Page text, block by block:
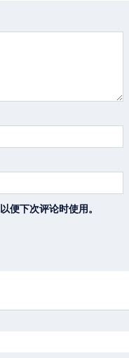
便下次评论时使用。